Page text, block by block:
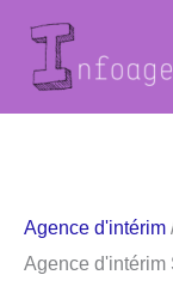
contenu
Agence d'intérim
Agence d'intérim